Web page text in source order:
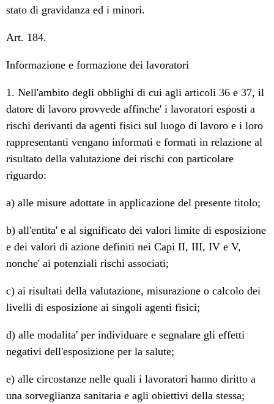
stato di gravidanza ed i minori.
Art. 184.
Informazione e formazione dei lavoratori
1. Nell'ambito degli obblighi di cui agli articoli 36 e 37, il
datore di lavoro provvede affinche' i lavoratori esposti a
rischi derivanti da agenti fisici sul luogo di lavoro e i loro
rappresentanti vengano informati e formati in relazione al
risultato della valutazione dei rischi con particolare
riguardo:
a) alle misure adottate in applicazione del presente titolo;
b) all'entita' e al significato dei valori limite di esposizione
e dei valori di azione definiti nei Capi II, III, IV e V,
nonche' ai potenziali rischi associati;
c) ai risultati della valutazione, misurazione o calcolo dei
livelli di esposizione ai singoli agenti fisici;
d) alle modalita' per individuare e segnalare gli effetti
negativi dell'esposizione per la salute;
e) alle circostanze nelle quali i lavoratori hanno diritto a
una sorveglianza sanitaria e agli obiettivi della stessa;